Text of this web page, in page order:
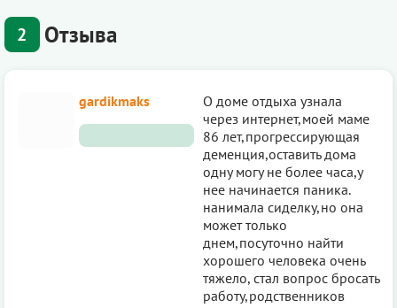
2 Отзыва
gardikmaks
О доме отдыха узнала
через интернет,моей маме
86 лет,прогрессирующая
деменция,оставить дома
одну могу не более часа,у
нее начинается паника.
нанимала сиделку,но она
может только
днем,посуточно найти
хорошего человека очень
тяжело, стал вопрос бросать
работу,родственников